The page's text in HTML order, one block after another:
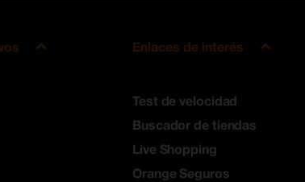
Enlaces de interés
Test de velocidad
Buscador de tiendas
Live Shopping
Orange Seguros